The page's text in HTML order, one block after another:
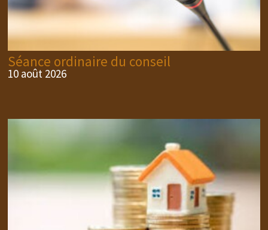
Séance ordinaire du conseil
10 août 2026